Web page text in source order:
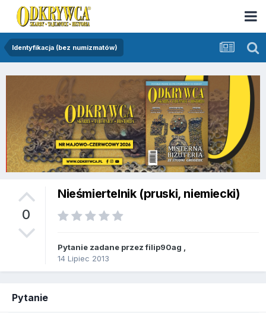
Identyfikacja (bez numizmatów)
0
Nieśmiertelnik (pruski, niemiecki)
Pytanie zadane przezfilip90ag
14 Lipiec 2013
Pytanie